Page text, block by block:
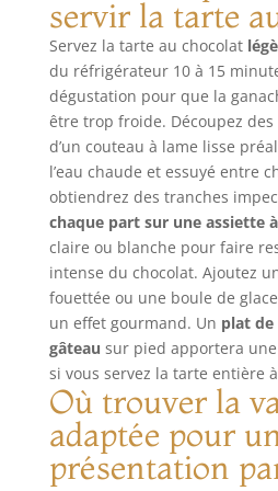
les
les
est
ans
23
sur
sur
la
servir la tarte
Servez la tarte au chocolat
du réfrigérateur 10 à 15
dégustation pour que la
être trop froide. Découpez des
d’un couteau à lame lisse
l’eau chaude et essuyé entre
obtiendrez des tranches
chaque part sur une assiette
claire ou blanche pour faire
intense du chocolat. Ajoutez
fouettée ou une boule de
un effet gourmand. Un plat
gâteau sur pied apportera
si vous servez la tarte entière
Où trouver la
adaptée pour
présentation